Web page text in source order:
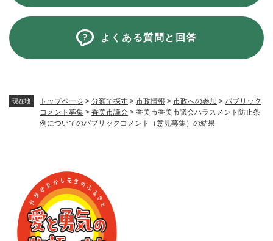
現在地 トップページ > 分類で探す > 市政情報 > 市政への参加 > パブリック
コメント募集 > 香美市議会 > 香美市香美市議会ハラスメント防止条
例についてのパブリックコメント（意見募集）の結果
よくある質問と回答